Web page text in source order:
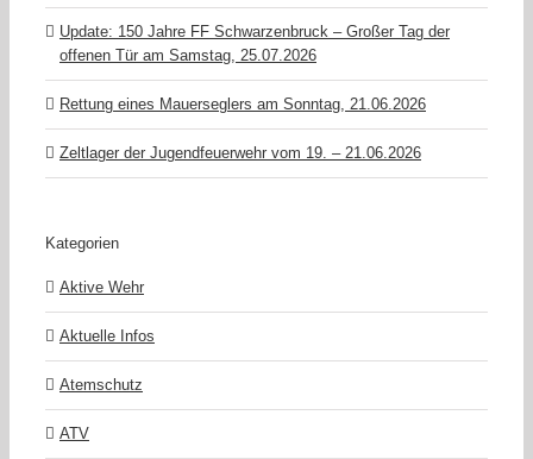
Update: 150 Jahre FF Schwarzenbruck – Großer Tag der
offenen Tür am Samstag, 25.07.2026
Rettung eines Mauerseglers am Sonntag, 21.06.2026
Zeltlager der Jugendfeuerwehr vom 19. – 21.06.2026
Kategorien
Aktive Wehr
Aktuelle Infos
Atemschutz
ATV